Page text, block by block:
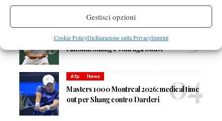
Gestisci opzioni
Cookie PolicyDichiarazione sulla PrivacyImprint
Arnaldi apre sul Centrale
Masters 1000 Montreal 2026: Darderi
rimonta Shang e vola agli ottavi
Atp News
Masters 1000 Montreal 2026: medical time
out per Shang contro Darderi